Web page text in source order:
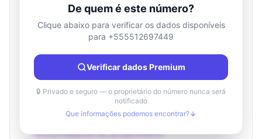
Informações de localização
País
Desconhecido
Cidade
Desconhecido
Região
Desconhecido
Informações do proprietário
De quem é este número?
Clique abaixo para verificar os dados disponíveis
para +555512697449
Verificar dados Premium
🔒 Privado e seguro — o proprietário do número nunca será
notificado
Que informações podemos encontrar?